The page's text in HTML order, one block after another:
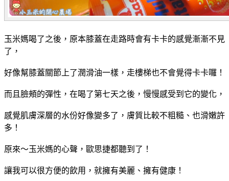
玉米媽喝了之後，原本膝蓋在走路時會有卡卡的感覺漸漸不見
了，
好像幫膝蓋關節上了潤滑油一樣，走樓梯也不會覺得卡卡囉！
而且臉頰的彈性，在喝了第七天之後，慢慢感受到它的變化，
感覺肌膚深層的水份好像變多了，膚質比較不粗糙、也滑嫩許
多！
原來～玉米媽的心聲，歐思捷都聽到了！
讓我可以很方便的飲用，就擁有美麗、擁有健康！